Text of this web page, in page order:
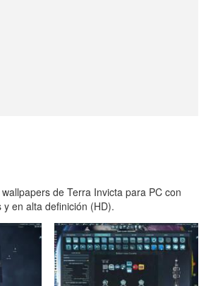
de Terra Invicta para PC con
en alta definición (HD).